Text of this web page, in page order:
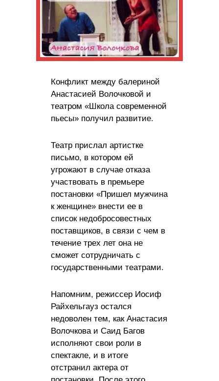
Конфликт между балериной
Анастасией Волочковой и
театром «Школа современной
пьесы» получил развитие.
Театр прислал артистке
письмо, в котором ей
угрожают в случае отказа
участвовать в премьере
постановки «Пришел мужчина
к женщине» внести ее в
список недобросовестных
поставщиков, в связи с чем в
течение трех лет она не
сможет сотрудничать с
государственными театрами.
Напомним, режиссер Иосиф
Райхельгауз остался
недоволен тем, как Анастасия
Волочкова и Саид Багов
исполняют свои роли в
спектакле, и в итоге
отстранил актера от